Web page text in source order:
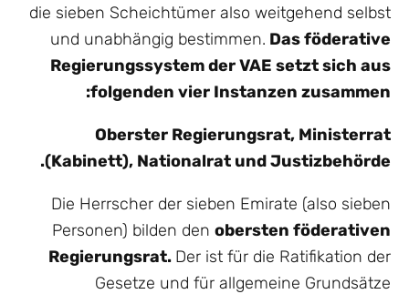
die sieben Scheichtümer also weitgehend selbst
und unabhängig bestimmen. Das föderative
Regierungssystem der VAE setzt sich aus
folgenden vier Instanzen zusammen:
Oberster Regierungsrat, Ministerrat
(Kabinett), Nationalrat und Justizbehörde.
Die Herrscher der sieben Emirate (also sieben
Personen) bilden den obersten föderativen
Regierungsrat. Der ist für die Ratifikation der
Gesetze und für allgemeine Grundsätze